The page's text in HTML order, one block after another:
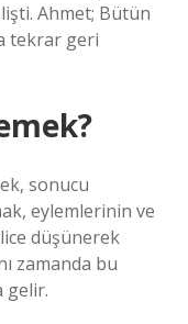
Ahmet; Bütün
tekrar geri
sonucu
eylemlerinin ve
düşünerek
zamanda bu
gelir.